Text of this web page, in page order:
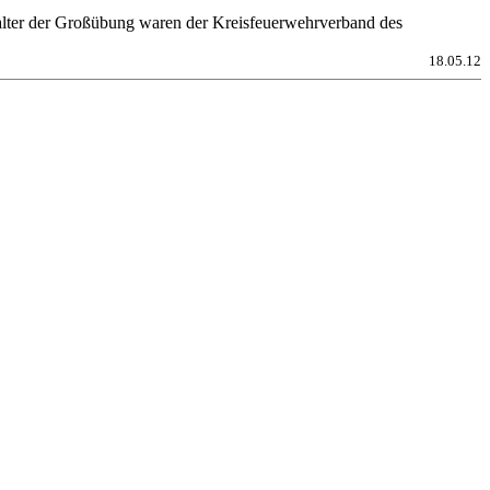
der Großübung waren der Kreisfeuerwehrverband des
18.05.12